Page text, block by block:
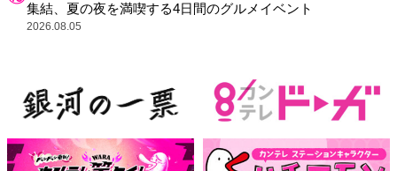
集結、夏の夜を満喫する4日間のグルメイベント
2026.08.05